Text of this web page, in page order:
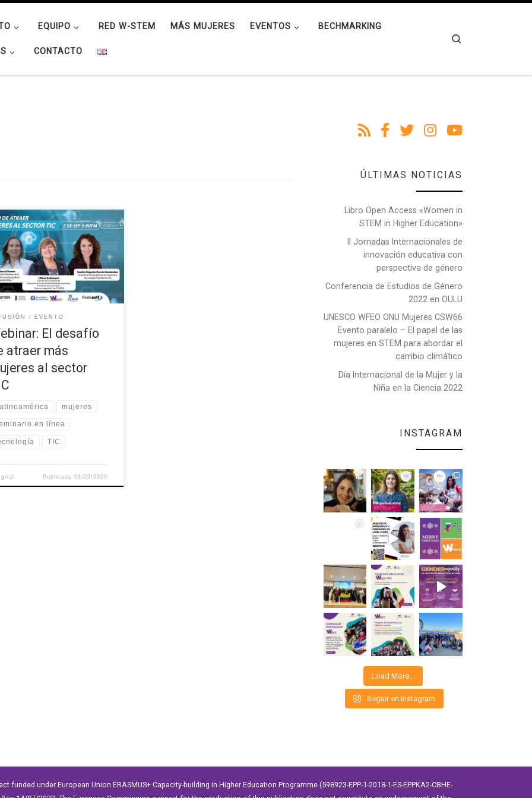
EQUIPO RED W-STEM MÁS MUJERES EVENTOS BECHMARKING
CONTACTO
miércoles 2 de
de 2020 a las 17:00 COT
lugar un webinar organizado
y con el apoyo de W-
sobre la atracción de mujeres
tecnológico. El evento
con la participación de tres
docente en Ingeniería […]
EVENTO
El desafío
atraer más
al sector
mujeres
en línea
TIC
grial Publicada 01/09/2020
ÚLTIMAS NOTICIAS
Libro Open Access «Women in
STEM in Higher Education»
II Jornadas Internacionales de
innovación educativa con
perspectiva de género
Conferencia de Estudios de Género
2022 en OULU
UNESCO WFEO ONU Mujeres CSW66
Evento paralelo – El papel de las
mujeres en STEM para abordar el
cambio climático
Día Internacional de la Mujer y la
Niña en la Ciencia 2022
INSTAGRAM
Load More…
Seguir en Instagram
funded under European Union ERASMUS+ Capacity-building in Higher Education Programme (598923-EPP-1-2018-1-ES-EPPKA2-CBHE-